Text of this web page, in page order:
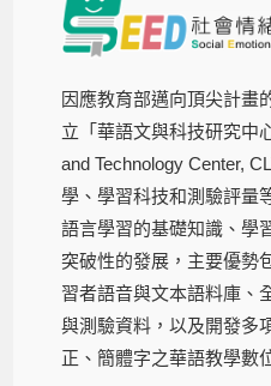
因應教育部邁向頂尖計畫
立「華語文與科技研究中
and Technology Center,
學、學習科技和測驗評量
語言學習的基礎知識、學
突破性的發展，主要優勢
習者語音與文本語料庫、
與測驗資料，以及開發多
正、簡體字之華語教學數